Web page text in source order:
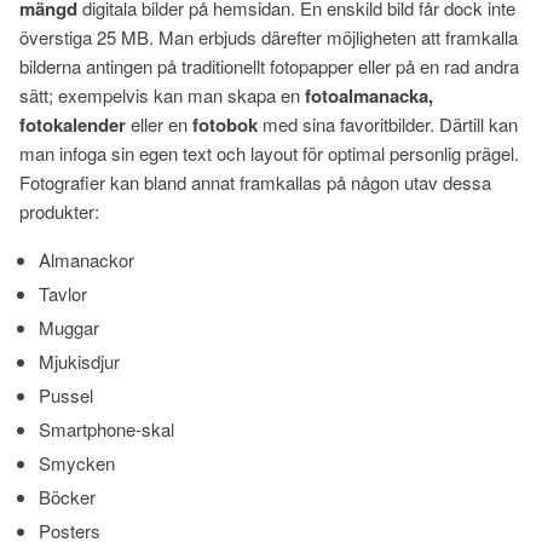
mängddigitala bilder på hemsidan. En enskild bild får dock inte
överstiga 25 MB. Man erbjuds därefter möjligheten att framkalla
bilderna antingen på traditionellt fotopapper eller på en rad andra
sätt; exempelvis kan man skapa enfotoalmanacka,
fotokalendereller enfotobok med sina favoritbilder. Därtill kan
man infoga sin egen text och layout för optimal personlig prägel.
Fotografier kan bland annat framkallas på någon utav dessa
produkter:
Almanackor
Tavlor
Muggar
Mjukisdjur
Pussel
Smartphone-skal
Smycken
Böcker
Posters